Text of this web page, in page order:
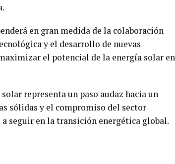
en gran medida de la colaboración
y el desarrollo de nuevas
el potencial de la energía solar en
representa un paso audaz hacia un
sólidas y el compromiso del sector
seguir en la transición energética global.